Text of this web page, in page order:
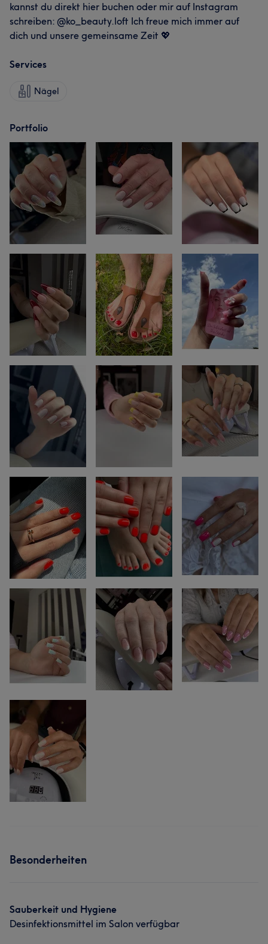
kannst du direkt hier buchen oder mir auf Instagram
schreiben: @ko_beauty.loft Ich freue mich immer auf
dich und unsere gemeinsame Zeit 💖
Services
Nägel
Portfolio
Besonderheiten
Sauberkeit und Hygiene
Desinfektionsmittel im Salon verfügbar